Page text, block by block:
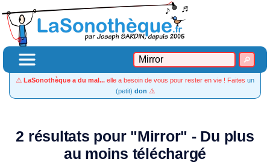
⚠️ LaSonothèque a du mal... elle a besoin de vous pour rester en vie ! Faites un
(petit) don ⚠️
2 résultats pour "Mirror" - Du plus
au moins téléchargé